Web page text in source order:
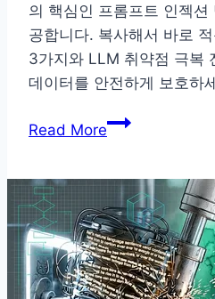
의 핵심인 프롬프트 인젝션
공합니다. 복사해서 바로
3가지와 LLM 취약점 극복
데이터를 안전하게 보호하
Read More생
보
안
의
핵